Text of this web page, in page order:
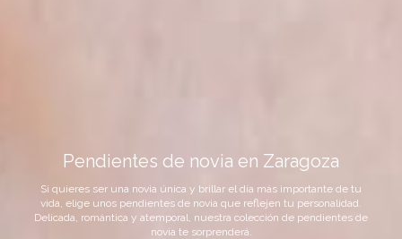
Pendientes de novia en Zaragoza
Si quieres ser una novia única y brillar el día más importante de tu
vida, elige unos pendientes de novia que reflejen tu personalidad.
Delicada, romántica y atemporal, nuestra colección de pendientes de
novia te sorprenderá.